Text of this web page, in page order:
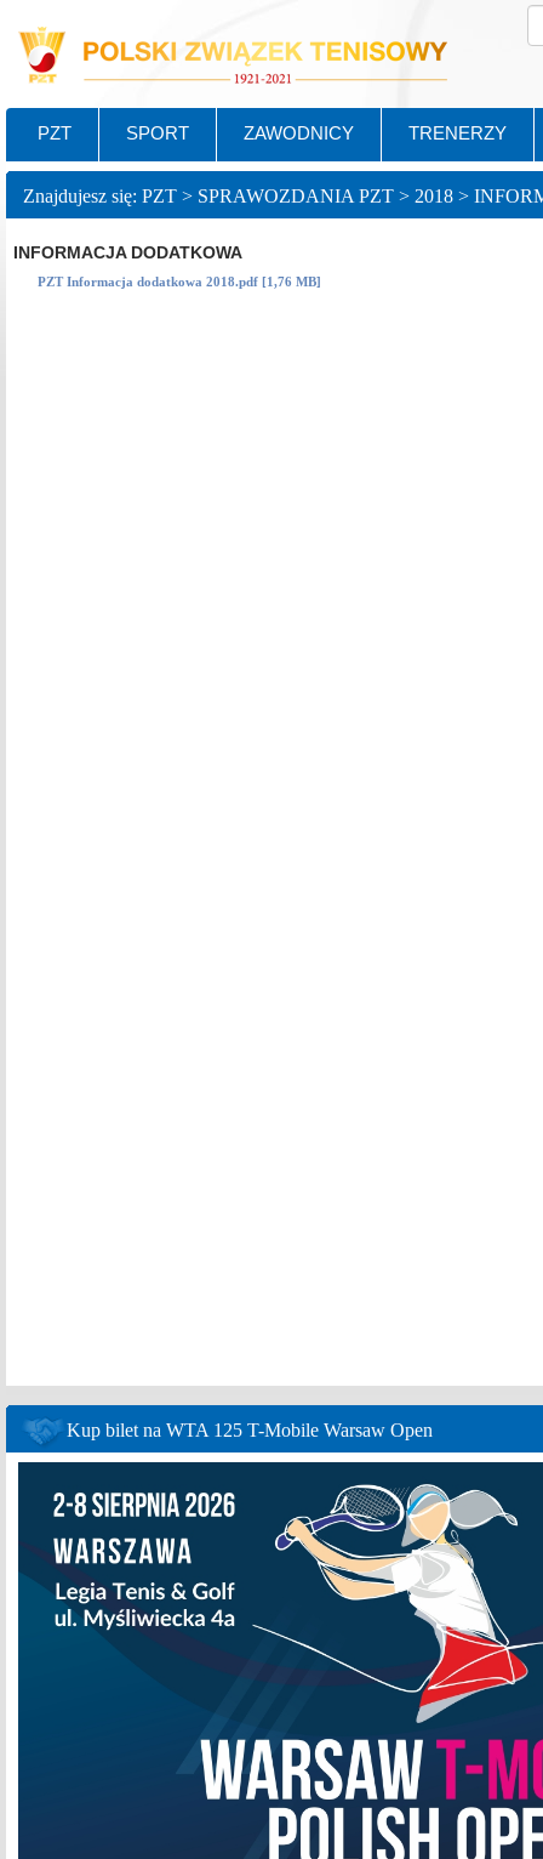
PZT SPORT ZAWODNICY TRENERZY
Znajdujesz się: PZT > SPRAWOZDANIA PZT > 2018 >
INFORMACJA DODATKOWA
PZT Informacja dodatkowa 2018.pdf [1,76 MB]
Kup bilet na WTA 125 T-Mobile Warsaw Open